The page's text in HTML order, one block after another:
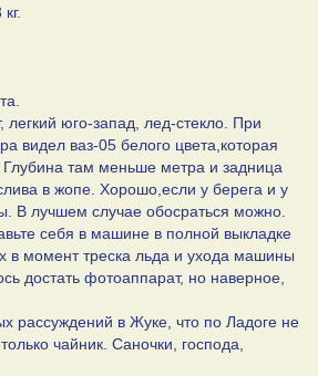
легкий юго-запад, лед-стекло. При
видел ваз-05 белого цвета,которая
там меньше метра и задница
в жопе. Хорошо,если у берега и у
В лучшем случае обосраться можно.
себя в машине в полной выкладке
в момент треска льда и ухода машины
достать фотоаппарат, но наверное,
рассуждений в Жуке, что по Ладоге не
чайник. Саночки, господа,